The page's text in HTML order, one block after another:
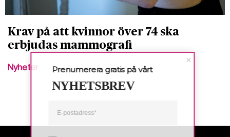
Krav på att kvinnor över 74 ska
erbjudas mammografi
Nyheter Prenumerera gratis på vårt
NYHETSBREV